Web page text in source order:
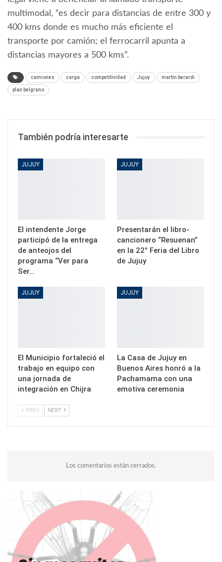
multimodal, “es decir para distancias de entre 300 y
400 kms donde es mucho más eficiente el
transporte por camión; el ferrocarril apunta a
distancias mayores a 500 kms”.
camiones carga competitividad Jujuy martín berardi
plan belgrano
También podría interesarte
JUJUY
El intendente Jorge
participó de la entrega
de anteojos del
programa “Ver para
Ser…
JUJUY
Presentarán el libro-
cancionero “Resuenan”
en la 22° Feria del Libro
de Jujuy
JUJUY
El Municipio fortaleció el
trabajo en equipo con
una jornada de
integración en Chijra
JUJUY
La Casa de Jujuy en
Buenos Aires honró a la
Pachamama con una
emotiva ceremonia
PREV NEXT
Los comentarios están cerrados.